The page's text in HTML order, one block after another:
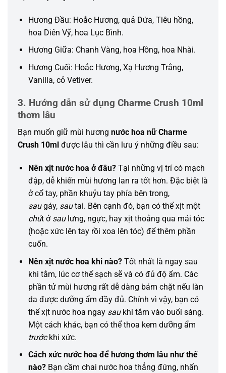
Hương Đầu: Hoắc Hương, quả Dứa, Tiêu hồng,
hoa Diên Vỹ, hoa Lục Bình.
Hương Giữa: Chanh Vàng, hoa Hồng, hoa Nhài.
Hương Cuối: Hoắc Hương, Xạ Hương Trắng,
Vanilla, cỏ Vetiver.
3. Hướng dẫn sử dụng Charme Crush 10ml
thơm lâu
Bạn muốn giữ mùi hương nước hoa nữ Charme
Crush 10ml được lâu thì cần lưu ý những điều sau:
Nên xịt nước hoa ở đâu?Tại những vị trí có mạch
đập, dễ khiến mùi hương lan ra tốt hơn. Đặc biệt là
ở cổ tay, phần khuỷu tay phía bên trong,
saugáy, sautai. Bên cạnh đó, bạn có thể xịt một
chút ở sau lưng, ngực, hay xịt thoảng qua mái tóc
(hoặc xức lên tay rồi xoa lên tóc) để thêm phần
cuốn.
Nên xịt nước hoa khi nào? Tốt nhất là ngay sau
khi tắm, lúc cơ thể sạch sẽ và có đủ độ ẩm. Các
phần tử mùi hương rất dễ dàng bám chặt nếu làn
da được dưỡng ẩm đầy đủ. Chính vì vậy, bạn có
thể xịt nước hoa ngay sau khi tắm vào buổi sáng.
Một cách khác, bạn có thể thoa kem dưỡng ẩm
trướckhi xức.
Cách xức nước hoa để hương thơm lâu như thế
nào?Bạn cầm chai nước hoa thẳng đứng, nhấn